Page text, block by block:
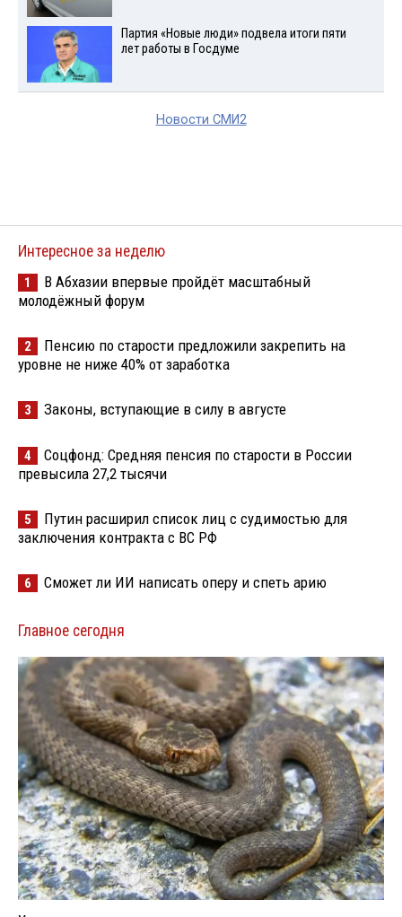
Партия «Новые люди» подвела итоги пяти
лет работы в Госдуме
Новости СМИ2
Интересное за неделю
1
В Абхазии впервые пройдёт масштабный
молодёжный форум
2
Пенсию по старости предложили закрепить на
уровне не ниже 40% от заработка
3 Законы, вступающие в силу в августе
4
Соцфонд: Средняя пенсия по старости в России
превысила 27,2 тысячи
5
Путин расширил список лиц с судимостью для
заключения контракта с ВС РФ
6 Сможет ли ИИ написать оперу и спеть арию
Главное сегодня